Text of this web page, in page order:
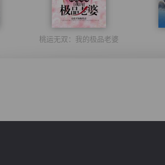
桃运无双：我的极品老婆